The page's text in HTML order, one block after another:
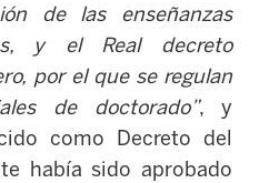
de las enseñanzas
y el Real decreto
por el que se regulan
de doctorado”, y
como Decreto del
había sido aprobado